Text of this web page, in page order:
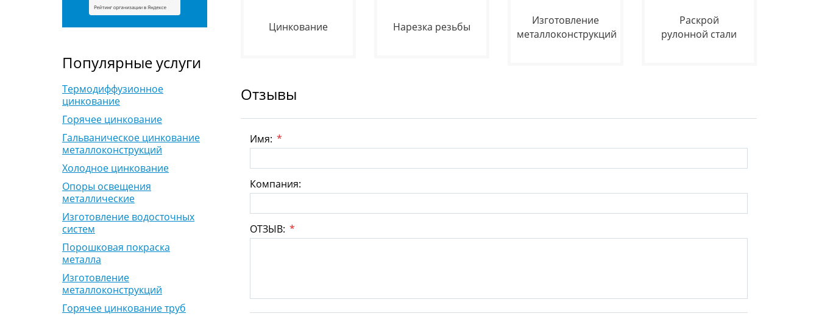
Популярные услуги
Термодиффузионное
цинкование
Горячее цинкование
Гальваническое цинкование
металлоконструкций
Холодное цинкование
Опоры освещения
металлические
Изготовление водосточных
систем
Порошковая покраска
металла
Изготовление
металлоконструкций
Горячее цинкование труб
Цинкование Нарезка резьбы
Изготовление
металлоконструкций
Раскрой
рулонной стали
Отзывы
Имя: *
Компания:
ОТЗЫВ: *